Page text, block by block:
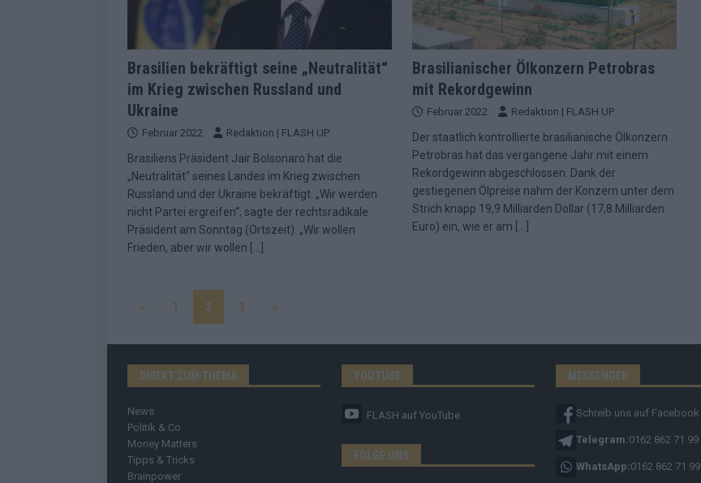
Brasilien bekräftigt seine „Neutralität“
im Krieg zwischen Russland und
Ukraine
Februar 2022 Redaktion | FLASH UP
Brasiliens Präsident Jair Bolsonaro hat die
„Neutralität“ seines Landes im Krieg zwischen
Russland und der Ukraine bekräftigt. „Wir werden
nicht Partei ergreifen“, sagte der rechtsradikale
Präsident am Sonntag (Ortszeit). „Wir wollen
Frieden, aber wir wollen
Brasilianischer Ölkonzern Petrobras
mit Rekordgewinn
Februar 2022 Redaktion | FLASH UP
Der staatlich kontrollierte brasilianische Ölkonzern
Petrobras hat das vergangene Jahr mit einem
Rekordgewinn abgeschlossen. Dank der
gestiegenen Ölpreise nahm der Konzern unter dem
Strich knapp 19,9 Milliarden Dollar (17,8 Milliarden
Euro) ein, wie er am
« 1 2 3 »
DIREKT ZUM THEMA
News
Politik & Co
Money Matters
Tipps & Tricks
Brainpower
YOUTUBE
FLASH auf YouTube
FOLGE UNS
MESSENGER
Schreib uns auf Facebook
Telegram:0162 862 71 99
WhatsApp:0162 862 71 99